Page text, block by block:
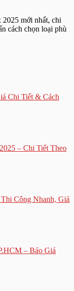
2025 mới nhất, chi
cách chọn loại phù
Chi Tiết & Cách
– Chi Tiết Theo
Công Nhanh, Giá
– Báo Giá